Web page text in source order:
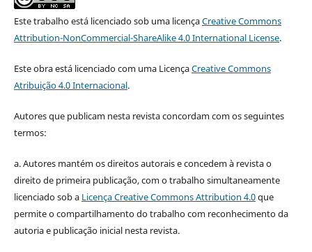
Este trabalho está licenciado sob uma licençaCreative Commons
Attribution-NonCommercial-ShareAlike 4.0 International License.
Este obra está licenciado com uma LicençaCreative Commons
Atribuição 4.0 Internacional.
Autores que publicam nesta revista concordam com os seguintes
termos:
a. Autores mantém os direitos autorais e concedem à revista o
direito de primeira publicação, com o trabalho simultaneamente
licenciado sob a Licença Creative Commons Attribution 4.0que
permite o compartilhamento do trabalho com reconhecimento da
autoria e publicação inicial nesta revista.